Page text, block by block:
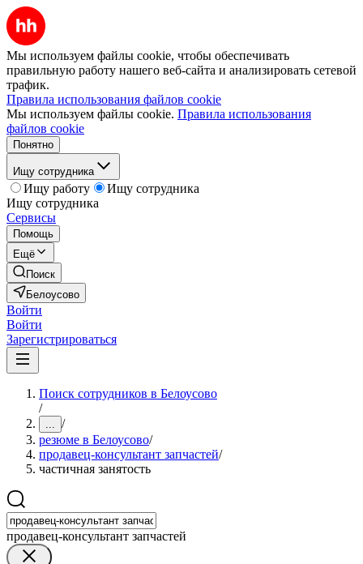
Мы используем файлы cookie, чтобы обеспечивать
правильную работу нашего веб-сайта и анализировать сетевой
трафик.
Правила использования файлов cookie
Мы используем файлы cookie. Правила использования
файлов cookie
Понятно
Ищу сотрудника
Ищу работу
Ищу сотрудника
Ищу сотрудника
Сервисы
Помощь
Ещё
Поиск
Белоусово
Войти
Войти
Зарегистрироваться
Поиск сотрудников в Белоусово
/
... /
резюме в Белоусово/
продавец-консультант запчастей/
частичная занятость
продавец-консультант запчастей